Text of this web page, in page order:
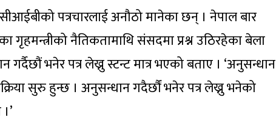
पत्रचारलाई अनौठो मानेका छन् । नेपाल बार
गृहमन्त्रीको नैतिकतामाथि संसदमा प्रश्न उठिरहेका बेला
भनेर पत्र लेख्नु स्टन्ट मात्र भएको बताए । ‘अनुसन्धान
सुरु हुन्छ । अनुसन्धान गदैर्छौं भनेर पत्र लेख्नु भनेको